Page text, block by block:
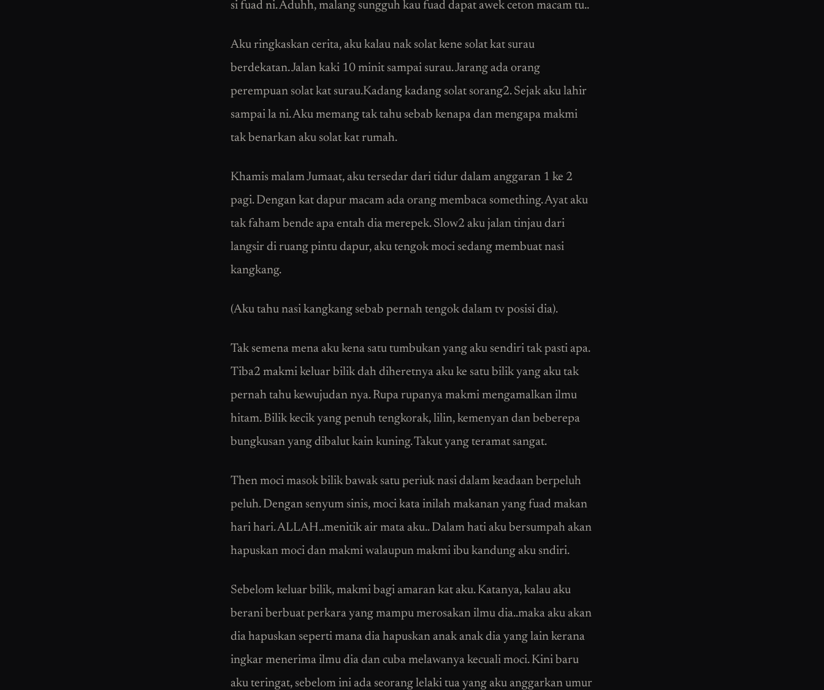
si fuad ni. Aduhh, malang sungguh kau fuad dapat awek ceton macam tu..
Aku ringkaskan cerita, aku kalau nak solat kene solat kat surau
berdekatan. Jalan kaki 10 minit sampai surau. Jarang ada orang
perempuan solat kat surau.Kadang kadang solat sorang2. Sejak aku lahir
sampai la ni. Aku memang tak tahu sebab kenapa dan mengapa makmi
tak benarkan aku solat kat rumah.
Khamis malam Jumaat, aku tersedar dari tidur dalam anggaran 1 ke 2
pagi. Dengan kat dapur macam ada orang membaca something. Ayat aku
tak faham bende apa entah dia merepek. Slow2 aku jalan tinjau dari
langsir di ruang pintu dapur, aku tengok moci sedang membuat nasi
kangkang.
(Aku tahu nasi kangkang sebab pernah tengok dalam tv posisi dia).
Tak semena mena aku kena satu tumbukan yang aku sendiri tak pasti apa.
Tiba2 makmi keluar bilik dah diheretnya aku ke satu bilik yang aku tak
pernah tahu kewujudan nya. Rupa rupanya makmi mengamalkan ilmu
hitam. Bilik kecik yang penuh tengkorak, lilin, kemenyan dan beberepa
bungkusan yang dibalut kain kuning. Takut yang teramat sangat.
Then moci masok bilik bawak satu periuk nasi dalam keadaan berpeluh
peluh. Dengan senyum sinis, moci kata inilah makanan yang fuad makan
hari hari. ALLAH..menitik air mata aku.. Dalam hati aku bersumpah akan
hapuskan moci dan makmi walaupun makmi ibu kandung aku sndiri.
Sebelom keluar bilik, makmi bagi amaran kat aku. Katanya, kalau aku
berani berbuat perkara yang mampu merosakan ilmu dia..maka aku akan
dia hapuskan seperti mana dia hapuskan anak anak dia yang lain kerana
ingkar menerima ilmu dia dan cuba melawanya kecuali moci. Kini baru
aku teringat, sebelom ini ada seorang lelaki tua yang aku anggarkan umur